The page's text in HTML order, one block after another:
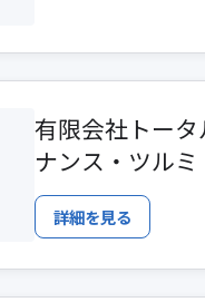
有限会社トータ
ナンス・ツルミ
詳細を見る